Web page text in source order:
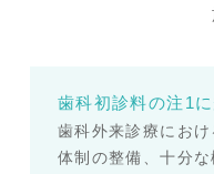
歯科初診料の注1
歯科外来診療にお
体制の整備、十分